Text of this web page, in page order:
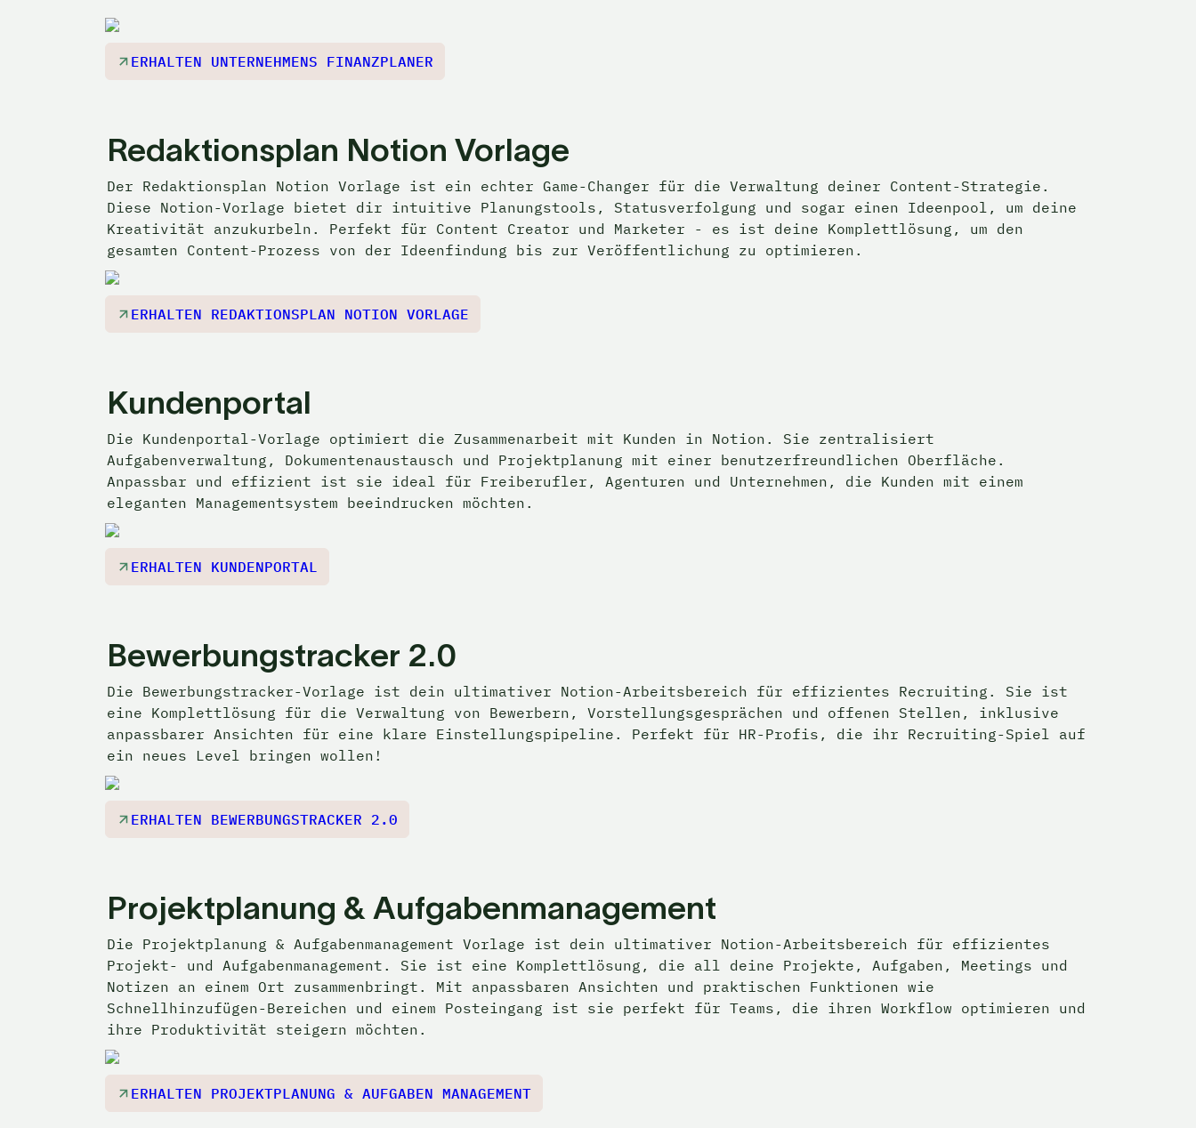
ERHALTEN UNTERNEHMENS FINANZPLANER
Redaktionsplan Notion Vorlage
Der Redaktionsplan Notion Vorlage ist ein echter Game-Changer für die Verwaltung deiner Content-Strategie.
Diese Notion-Vorlage bietet dir intuitive Planungstools, Statusverfolgung und sogar einen Ideenpool, um deine
Kreativität anzukurbeln. Perfekt für Content Creator und Marketer - es ist deine Komplettlösung, um den
gesamten Content-Prozess von der Ideenfindung bis zur Veröffentlichung zu optimieren.
ERHALTEN REDAKTIONSPLAN NOTION VORLAGE
Kundenportal
Die Kundenportal-Vorlage optimiert die Zusammenarbeit mit Kunden in Notion. Sie zentralisiert
Aufgabenverwaltung, Dokumentenaustausch und Projektplanung mit einer benutzerfreundlichen Oberfläche.
Anpassbar und effizient ist sie ideal für Freiberufler, Agenturen und Unternehmen, die Kunden mit einem
eleganten Managementsystem beeindrucken möchten.
ERHALTEN KUNDENPORTAL
Bewerbungstracker 2.0
Die Bewerbungstracker-Vorlage ist dein ultimativer Notion-Arbeitsbereich für effizientes Recruiting. Sie ist
eine Komplettlösung für die Verwaltung von Bewerbern, Vorstellungsgesprächen und offenen Stellen, inklusive
anpassbarer Ansichten für eine klare Einstellungspipeline. Perfekt für HR-Profis, die ihr Recruiting-Spiel auf
ein neues Level bringen wollen!
ERHALTEN BEWERBUNGSTRACKER 2.0
Projektplanung & Aufgabenmanagement
Die Projektplanung & Aufgabenmanagement Vorlage ist dein ultimativer Notion-Arbeitsbereich für effizientes
Projekt- und Aufgabenmanagement. Sie ist eine Komplettlösung, die all deine Projekte, Aufgaben, Meetings und
Notizen an einem Ort zusammenbringt. Mit anpassbaren Ansichten und praktischen Funktionen wie
Schnellhinzufügen-Bereichen und einem Posteingang ist sie perfekt für Teams, die ihren Workflow optimieren und
ihre Produktivität steigern möchten.
ERHALTEN PROJEKTPLANUNG & AUFGABEN MANAGEMENT